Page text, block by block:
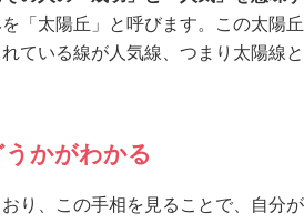
「太陽丘」と呼びます。この太陽
ている線が人気線、つまり太陽線と
かがわかる
り、この手相を見ることで、自分